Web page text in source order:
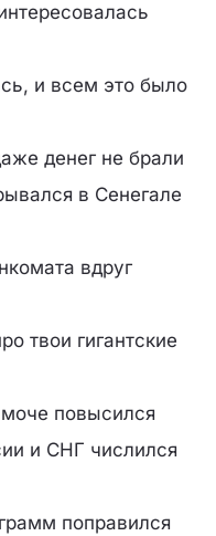
и всем это было
денег не брали
в Сенегале
вдруг
твои гигантские
повысился
и СНГ числился
поправился